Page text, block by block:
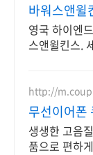
바워스앤윌
이엔드 명
영국 하이엔
스앤윌킨스.
http://
무선이어폰
생생한 고음
품으로 편하